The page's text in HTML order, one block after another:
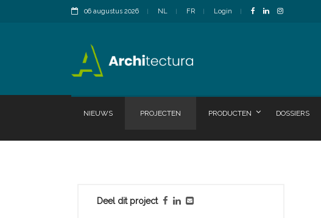
06 augustus 2026 NL FR Login
NIEUWS PROJECTEN PRODUCTEN DOSSIERS
Deel dit project